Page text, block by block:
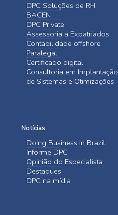
DPC Soluções de RH
BACEN
DPC Private
Assessoria a Expatriados
Contabilidade offshore
Paralegal
Certificado digital
Consultoria em Implantação
de Sistemas e Otimizações
Notícias
Doing Business in Brazil
Informe DPC
Opinião do Especialista
Destaques
DPC na mídia